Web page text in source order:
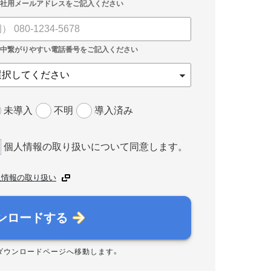
未導入 不明 導入済み
個人情報の取り扱いについて同意します。
報の取り扱い
ロードする
ウンロードページへ移動します。